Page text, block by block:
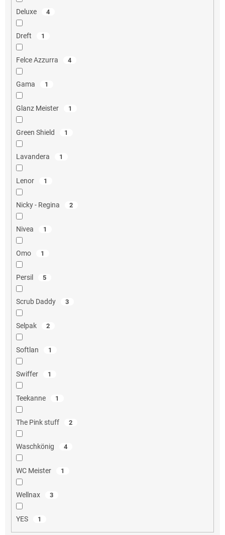
Deluxe 4
Dreft 1
Felce Azzurra 4
Gama 1
Glanz Meister 1
Green Shield 1
Lavandera 1
Lenor 1
Nicky - Regina 2
Nivea 1
Omo 1
Persil 5
Scrub Daddy 3
Selpak 2
Softlan 1
Swiffer 1
Teekanne 1
The Pink stuff 2
Waschkönig 4
WC Meister 1
Wellnax 3
YES 1